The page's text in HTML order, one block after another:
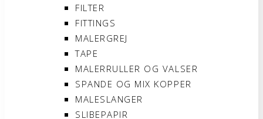
FILTER
FITTINGS
MALERGREJ
TAPE
MALERRULLER OG VALSER
SPANDE OG MIX KOPPER
MALESLANGER
SLIBEPAPIR